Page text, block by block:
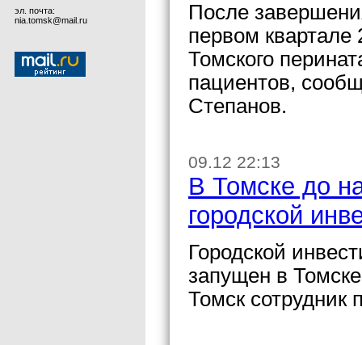
эл. почта:
nia.tomsk@mail.ru
После
первом квартале
Томского
пациентов,
Степанов.
09.12 22:13
В Томске до
городской
Городской
запущен в
Томск сотрудник